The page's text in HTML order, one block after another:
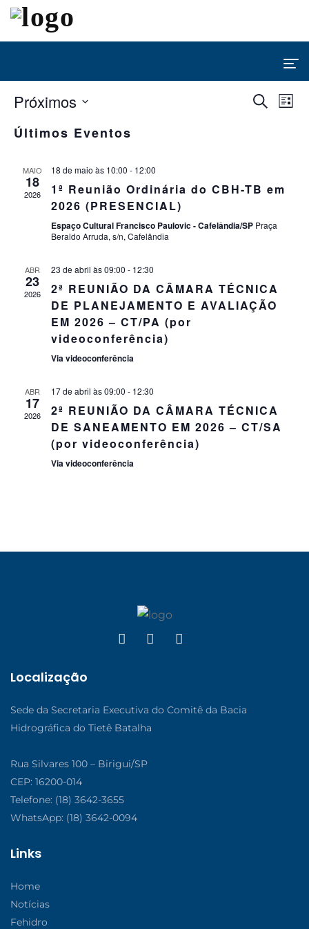
de
de
Procurar
eventos
Lista
Próximos
a
Últimos Eventos
MAIO
18
2026
18 de maio às 10:00 - 12:00
1ª Reunião Ordinária do CBH-TB em
2026 (PRESENCIAL)
Espaço Cultural Francisco Paulovic - Cafelândia/SP Praça
Beraldo Arruda, s/n, Cafelândia
ABR
23
2026
23 de abril às 09:00 - 12:30
2ª REUNIÃO DA CÂMARA TÉCNICA
DE PLANEJAMENTO E AVALIAÇÃO
EM 2026 – CT/PA (por
videoconferência)
Via videoconferência
ABR
17
2026
17 de abril às 09:00 - 12:30
2ª REUNIÃO DA CÂMARA TÉCNICA
DE SANEAMENTO EM 2026 – CT/SA
(por videoconferência)
Via videoconferência
Localização
Sede da Secretaria Executiva do Comitê da Bacia
Hidrográfica do Tietê Batalha
Rua Silvares 100 – Birigui/SP
CEP: 16200-014
Telefone: (18) 3642-3655
WhatsApp: (18) 3642-0094
Links
Home
Notícias
Fehidro